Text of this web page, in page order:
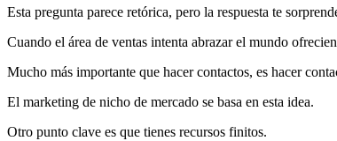
Esta pregunta parece retórica, pero la respuesta te
Cuando el área de ventas intenta abrazar el mundo
Mucho más importante que hacer contactos, es hacer
El marketing de nicho de mercado se basa en esta idea.
Otro punto clave es que tienes recursos finitos.